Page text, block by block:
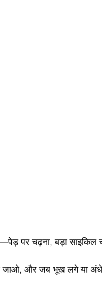
पर चढ़ना, बड़ा साइकिल
जाओ, और जब भूख लगे या